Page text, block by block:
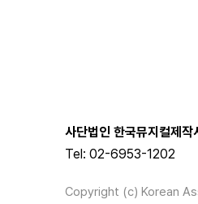
사단법인 한국뮤지컬제
Tel: 02-6953-1202
Copyright (c) Korean